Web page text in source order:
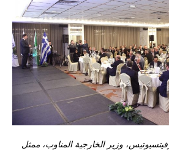
وزير الخارجية المناوب، ممثل